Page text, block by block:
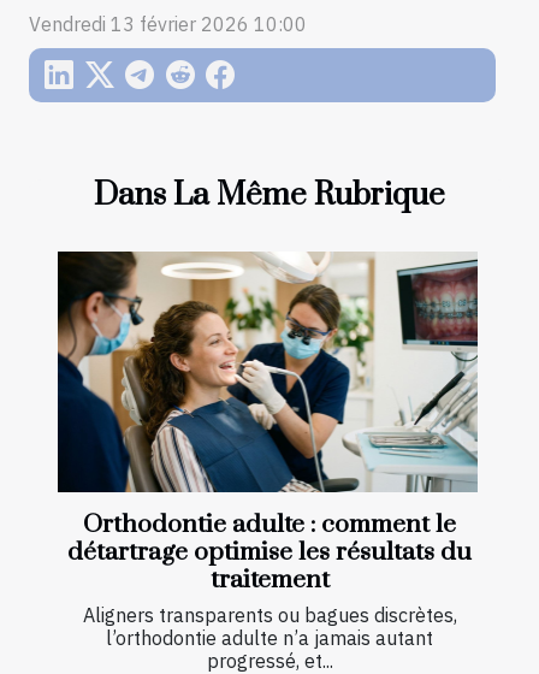
Vendredi 13 février 2026 10:00
Dans La Même Rubrique
Orthodontie adulte : comment le
détartrage optimise les résultats du
traitement
Aligners transparents ou bagues discrètes,
l’orthodontie adulte n’a jamais autant
progressé, et...